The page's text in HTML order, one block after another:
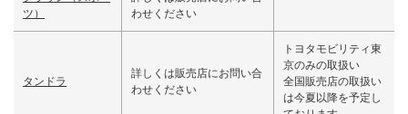
ツ）
わせください
タンドラ
詳しくは販売店にお問い合
わせください
トヨタモビリティ東
京のみの取扱い
全国販売店の取扱い
は今夏以降を予定し